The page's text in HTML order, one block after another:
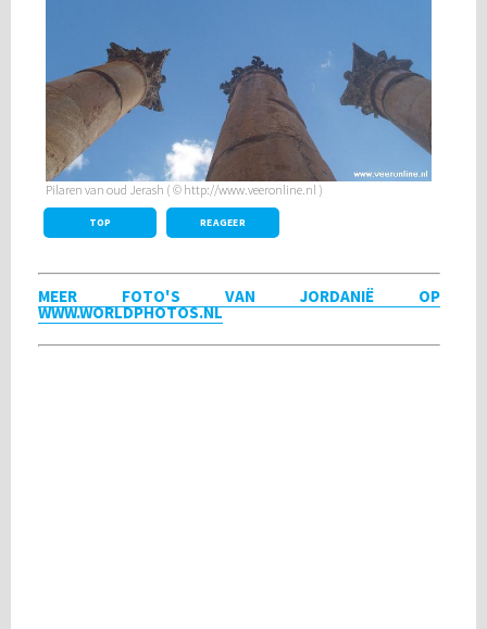
Pilaren van oud Jerash ( © http://www.veeronline.nl )
TOP REAGEER
MEER FOTO'S VAN JORDANIË OP
WWW.WORLDPHOTOS.NL